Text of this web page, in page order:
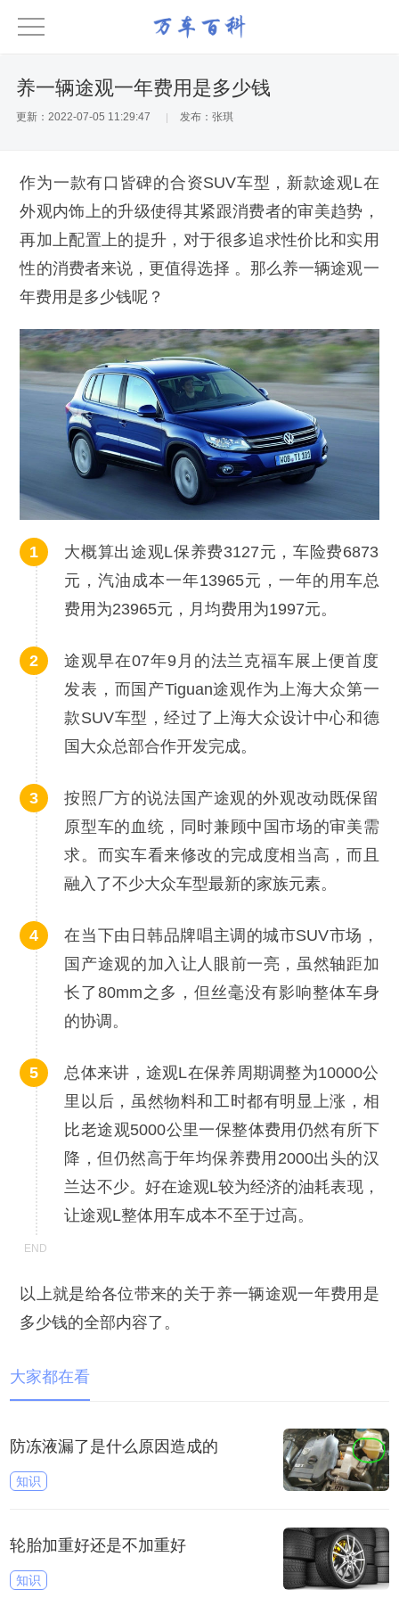
养一辆途观一年费用是多少钱
更新：2022-07-05 11:29:47 发布：张琪
作为一款有口皆碑的合资SUV车型，新款途观L在
外观内饰上的升级使得其紧跟消费者的审美趋势，
再加上配置上的提升，对于很多追求性价比和实用
性的消费者来说，更值得选择 。那么养一辆途观一
年费用是多少钱呢？
大概算出途观L保养费3127元，车险费6873
元，汽油成本一年13965元，一年的用车总
费用为23965元，月均费用为1997元。
途观早在07年9月的法兰克福车展上便首度
发表，而国产Tiguan途观作为上海大众第一
款SUV车型，经过了上海大众设计中心和德
国大众总部合作开发完成。
按照厂方的说法国产途观的外观改动既保留
原型车的血统，同时兼顾中国市场的审美需
求。而实车看来修改的完成度相当高，而且
融入了不少大众车型最新的家族元素。
在当下由日韩品牌唱主调的城市SUV市场，
国产途观的加入让人眼前一亮，虽然轴距加
长了80mm之多，但丝毫没有影响整体车身
的协调。
总体来讲，途观L在保养周期调整为10000公
里以后，虽然物料和工时都有明显上涨，相
比老途观5000公里一保整体费用仍然有所下
降，但仍然高于年均保养费用2000出头的汉
兰达不少。好在途观L较为经济的油耗表现，
让途观L整体用车成本不至于过高。
以上就是给各位带来的关于养一辆途观一年费用是
多少钱的全部内容了。
大家都在看
防冻液漏了是什么原因造成的
知识
轮胎加重好还是不加重好
知识